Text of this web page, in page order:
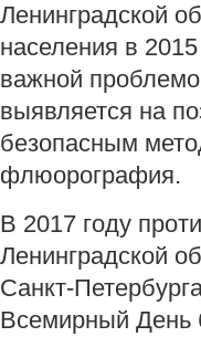
Ленинградской
населения в
важной
выявляется на
безопасным
флюорография.
В 2017 году
Ленинградской
Санкт-
Всемирный День